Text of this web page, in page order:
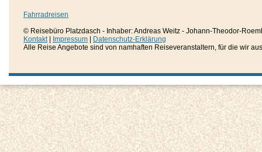
Fahrradreisen
© Reisebüro Platzdasch - Inhaber: Andreas Weitz - Johann-Theodor-
Kontakt| Impressum
Datenschutz-Erklärung
Alle Reise Angebote sind von namhaften Reiseveranstaltern, für die wir